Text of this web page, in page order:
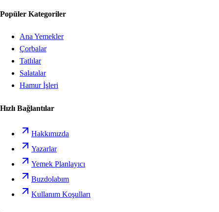
Popüler Kategoriler
Ana Yemekler
Çorbalar
Tatlılar
Salatalar
Hamur İşleri
Hızlı Bağlantılar
Hakkımızda
Yazarlar
Yemek Planlayıcı
Buzdolabım
Kullanım Koşulları